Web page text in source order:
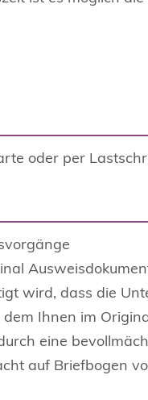
oder per
wird, dass die
Ihnen im
eine
auf Briefbogen